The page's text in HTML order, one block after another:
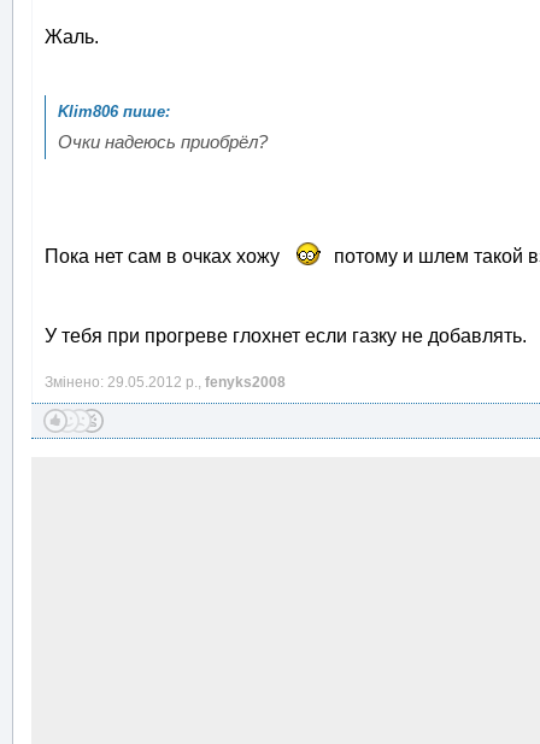
Жаль.
Очки надеюсь приобрёл?
Пока нет сам в очках хожу потому и шлем такой
У тебя при прогреве глохнет если газку не добавлять.
Змінено: 29.05.2012 р., fenyks2008